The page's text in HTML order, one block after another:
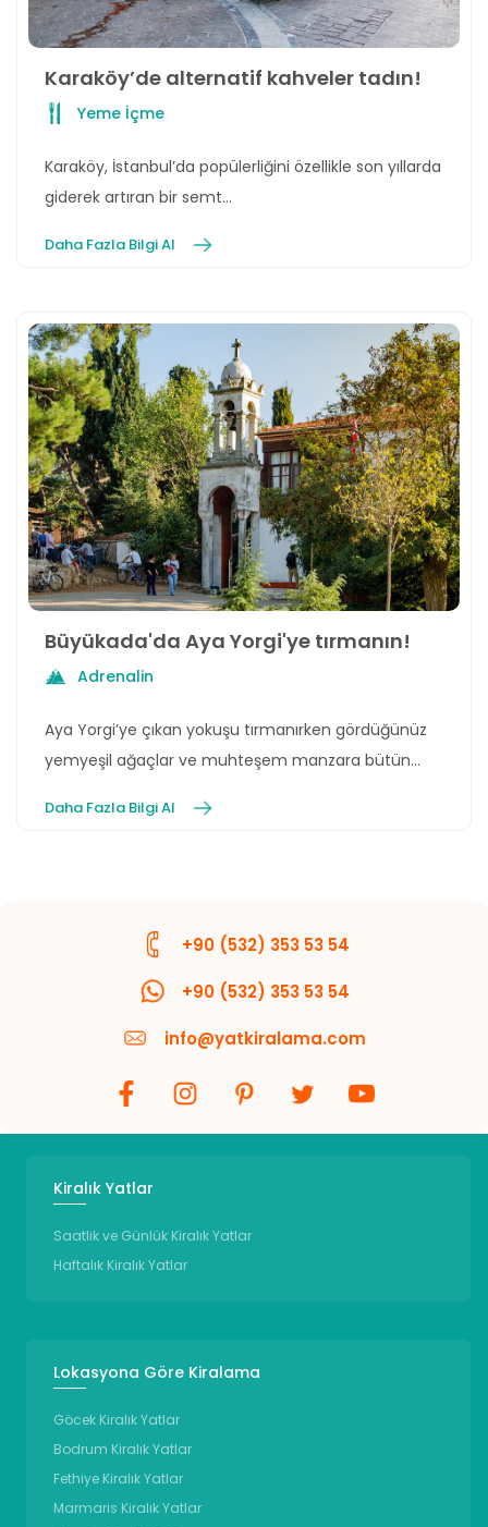
Karaköy’de alternatif kahveler tadın!
Yeme İçme
Karaköy, İstanbul’da popülerliğini özellikle son yıllarda
giderek artıran bir semt…
Daha Fazla Bilgi Al
Büyükada'da Aya Yorgi'ye tırmanın!
Adrenalin
Aya Yorgi’ye çıkan yokuşu tırmanırken gördüğünüz
yemyeşil ağaçlar ve muhteşem manzara bütün
Daha Fazla Bilgi Al
+90 (532) 353 53 54
+90 (532) 353 53 54
info@yatkiralama.com
Kiralık Yatlar
Saatlik ve Günlük Kiralık Yatlar
Haftalık Kiralık Yatlar
Lokasyona Göre Kiralama
Göcek Kiralık Yatlar
Bodrum Kiralık Yatlar
Fethiye Kiralık Yatlar
Marmaris Kiralık Yatlar